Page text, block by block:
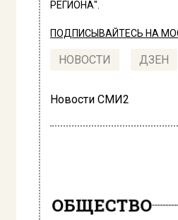
РЕГИОНА".
ПОДПИСЫВАЙТЕСЬ НА
НОВОСТИ ДЗЕН
Новости СМИ2
ОБЩЕСТВО